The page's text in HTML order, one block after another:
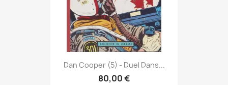
Dan Cooper (5) - Duel Dans...
80,00 €